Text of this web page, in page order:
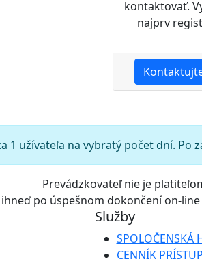
kontaktovať.
najprv
1 užívateľa na vybratý počet dní.
Prevádzkovateľ nie je
po úspešnom dokončení on-
Služby
SPOLOČENSKÁ
CENNÍK